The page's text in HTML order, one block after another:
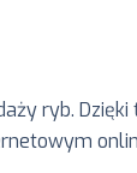
ryb.